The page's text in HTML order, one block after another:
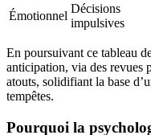
Émotionnel
Décisions
impulsives
En poursuivant ce tableau
anticipation, via des revues
atouts, solidifiant la base
tempêtes.
Pourquoi la